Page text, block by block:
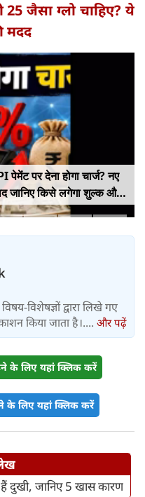
जैसा ग्लो चाहिए? ये
मदद
पेमेंट पर देना होगा चार्ज? नए
जानिए किसे लगेगा शुल्क और
विशेषज्ञों द्वारा लिखे गए
किया जाता है।.... और पढ़ें
के लिए यहां क्लिक करें
के लिए यहां क्लिक करें
दुखी, जानिए 5 खास कारण